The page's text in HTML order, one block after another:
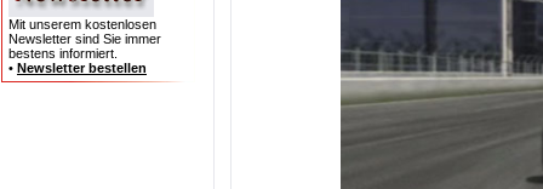
Mit unserem kostenlosen
Newsletter sind Sie immer
bestens informiert.
• Newsletter bestellen